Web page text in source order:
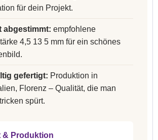
für dein Projekt.
abgestimmt: empfohlene
4,5 13 5 mm für ein schönes
gefertigt: Produktion in
Florenz – Qualität, die man
spürt.
& Produktion